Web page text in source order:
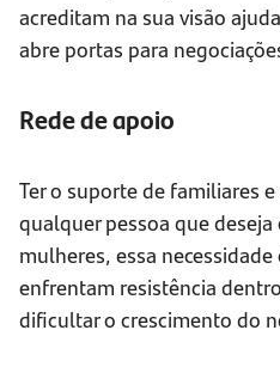
acreditam na sua visão
abre portas para
Rede de apoio
Ter o suporte de familiares
qualquer pessoa que
mulheres, essa
enfrentam resistência
dificultar o crescimento do